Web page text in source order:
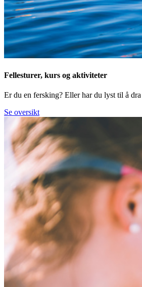
Fellesturer, kurs og aktiviteter
Er du en fersking? Eller har du lyst til å
Se oversikt